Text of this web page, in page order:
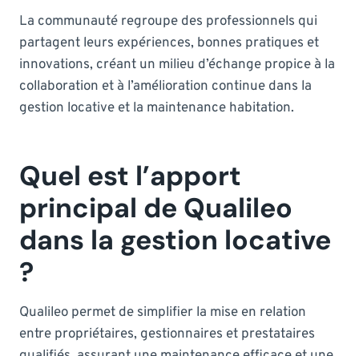
La communauté regroupe des professionnels qui
partagent leurs expériences, bonnes pratiques et
innovations, créant un milieu d’échange propice à la
collaboration et à l’amélioration continue dans la
gestion locative et la maintenance habitation.
Quel est l’apport
principal de Qualileo
dans la gestion locative
?
Qualileo permet de simplifier la mise en relation
entre propriétaires, gestionnaires et prestataires